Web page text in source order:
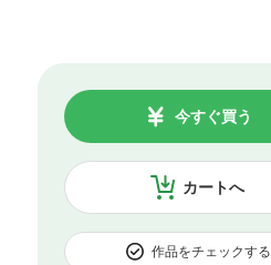
カートへ
今すぐ買う
作品をチェックする